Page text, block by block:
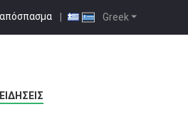
Greek
|
ΕΙΔΉΣΕΙΣ